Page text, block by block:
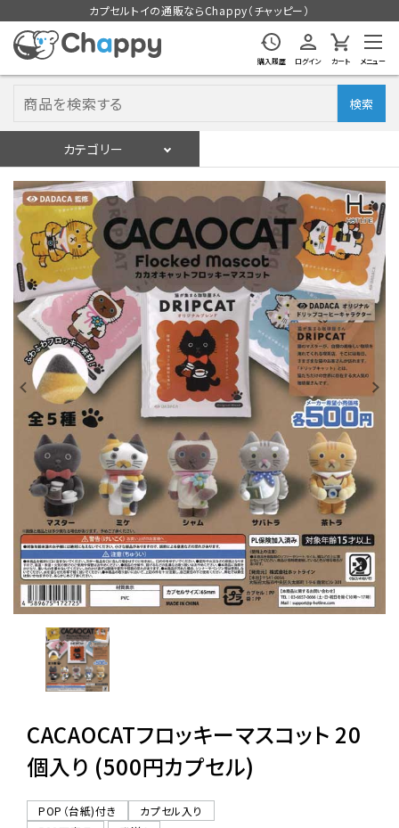
カプセルトイの通販ならChappy（チャッピー）
購入履歴 ログイン カート メニュー
検索
カテゴリー
ログイン 会員登録
入荷スケジュールをチェック
カプセルトイマシン本体
カプセルトイ
販促用空カプセル
レンタル
景品・玩具・文具
販促用カプセルトイ
よくあるご質問
06-6282-7659
CACAOCATフロッキーマスコット 20
個入り (500円カプセル)
POP（台紙)付き
カプセル入り